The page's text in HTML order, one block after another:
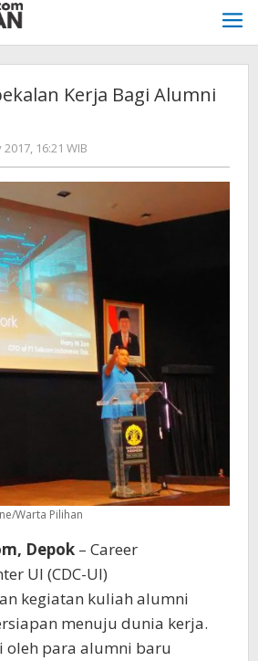
Kerja Bagi Alumni
16:21 WIB
redaksi
Warta Pilihan
Depok – Career
UI (CDC-UI)
kegiatan kuliah alumni
menuju dunia kerja.
oleh para alumni baru